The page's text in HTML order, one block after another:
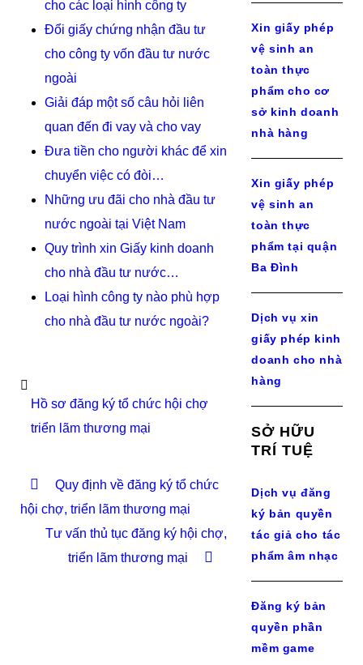
cho các loại hình công ty
Đổi giấy chứng nhận đầu tư
cho công ty vốn đầu tư nước
ngoài
Giải đáp một số câu hỏi liên
quan đến đi vay và cho vay
Đưa tiền cho người khác để xin
chuyển việc có đòi…
Những ưu đãi cho nhà đầu tư
nước ngoài tại Việt Nam
Quy trình xin Giấy kinh doanh
cho nhà đầu tư nước…
Loại hình công ty nào phù hợp
cho nhà đầu tư nước ngoài?
Hồ sơ đăng ký tổ chức hội chợ
triển lãm thương mại
Quy định về đăng ký tổ chức
hội chợ, triển lãm thương mại
Tư vấn thủ tục đăng ký hội chợ,
triển lãm thương mại
Xin giấy phép
vệ sinh an
toàn thực
phẩm cho cơ
sở kinh doanh
nhà hàng
Xin giấy phép
vệ sinh an
toàn thực
phẩm tại quận
Ba Đình
Dịch vụ xin
giấy phép kinh
doanh cho nhà
hàng
SỞ HỮU
TRÍ TUỆ
Dịch vụ đăng
ký bản quyền
tác giả cho tác
phẩm âm nhạc
Đăng ký bản
quyền phần
mềm game